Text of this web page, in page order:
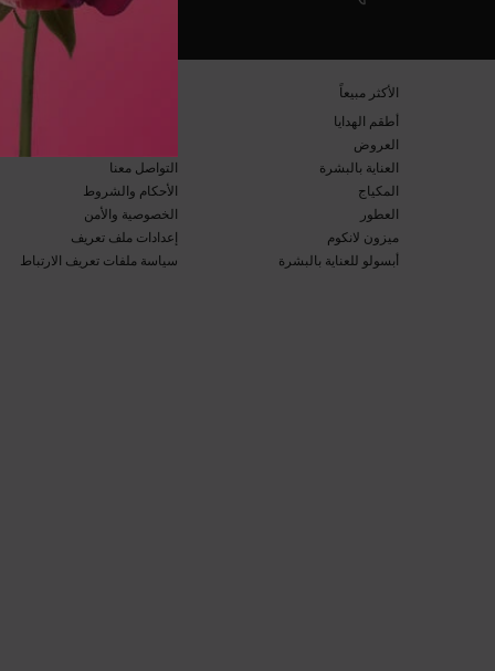
​الأكثر مبيعاً​
أطقم الهدايا​
العروض​
العناية بالبشرة​
المكياج​
العطور​
ميزون لانكوم​
أبسولو للعناية بالبشرة​
التواصل معنا​
الأحكام والشروط​
الخصوصية والأمن​
إعدادات ملف تعريف
سياسة ملفات تعريف الارتباط